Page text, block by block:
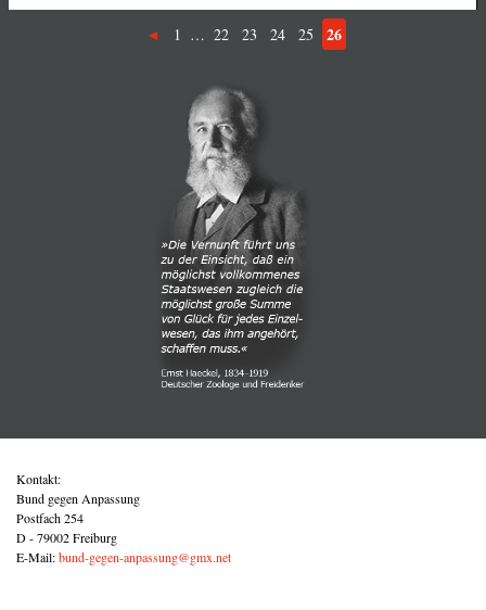
1 … 22 23 24 25 26
Kontakt:
Bund gegen Anpassung
Postfach 254
D - 79002 Freiburg
E-Mail:bund-gegen-anpassung@gmx.net